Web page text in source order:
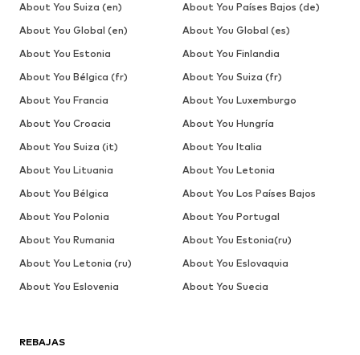
REBAJAS
About You Suiza (en)
About You Países Bajos (de)
About You Global (en)
About You Global (es)
About You Estonia
About You Finlandia
About You Bélgica (fr)
About You Suiza (fr)
About You Francia
About You Luxemburgo
About You Croacia
About You Hungría
About You Suiza (it)
About You Italia
About You Lituania
About You Letonia
About You Bélgica
About You Los Países Bajos
About You Polonia
About You Portugal
About You Rumania
About You Estonia(ru)
About You Letonia (ru)
About You Eslovaquia
About You Eslovenia
About You Suecia